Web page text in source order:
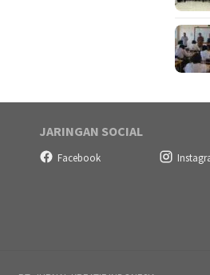
JARINGAN SOCIAL
Facebook